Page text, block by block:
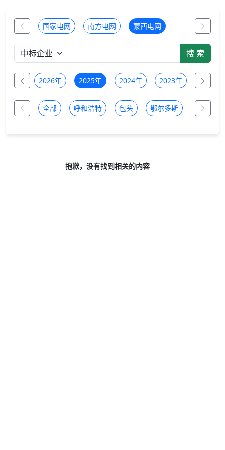
国家电网 南方电网 蒙西电网
全部 2026年 2025年 2024年 2023年 2022年
全部 呼和浩特 包头 鄂尔多斯 乌兰察布
抱歉，没有找到相关的内容